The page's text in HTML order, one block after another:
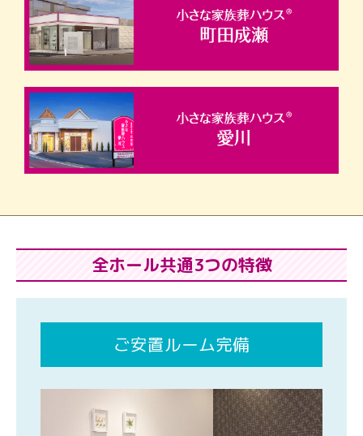
全ホール共通3つの特徴
ご安置ルーム完備